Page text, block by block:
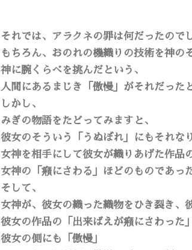
それでは、アラクネの罪は何だったので
もちろん、おのれの機織りの技術を神の
神に腕くらべを挑んだという、
人間にあるまじき「傲慢」がそれだった
しかし、
みぎの物語をたどってみますと、
彼女のそういう「うぬぼれ」にもそれな
女神を相手にして彼女が織りあげた作品
女神の「癪にさわる」ほどのものであっ
そして、
女神が、彼女の織った織物をひき裂き、
彼女の作品の「出来ばえが癪にさわった
彼女の側にも「傲慢」